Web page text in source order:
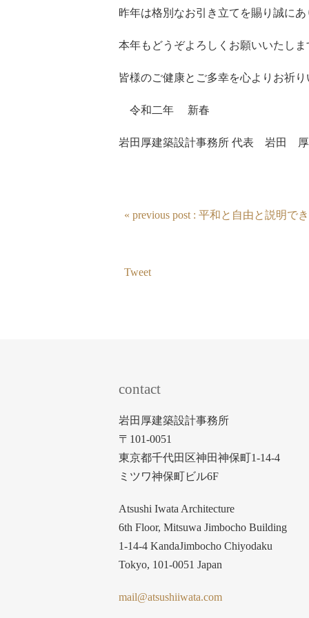
昨年は格別なお引き立てを賜り誠に
本年もどうぞよろしくお願いいたしま
皆様のご健康とご多幸を心よりお祈
令和二年 新春
岩田厚建築設計事務所 代表 岩田 厚
« previous post : 平和と自由と説明で
Tweet
contact
岩田厚建築設計事務所
〒101-0051
東京都千代田区神田神保町1-14-4
ミツワ神保町ビル6F
Atsushi Iwata Architecture
6th Floor, Mitsuwa Jimbocho Building
1-14-4 KandaJimbocho Chiyodaku
Tokyo, 101-0051 Japan
mail@atsushiiwata.com